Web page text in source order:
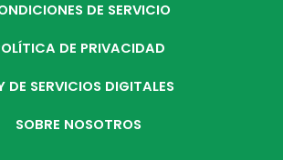
DE SERVICIO
DE PRIVACIDAD
DE SERVICIOS DIGITALES
SOBRE NOSOTROS